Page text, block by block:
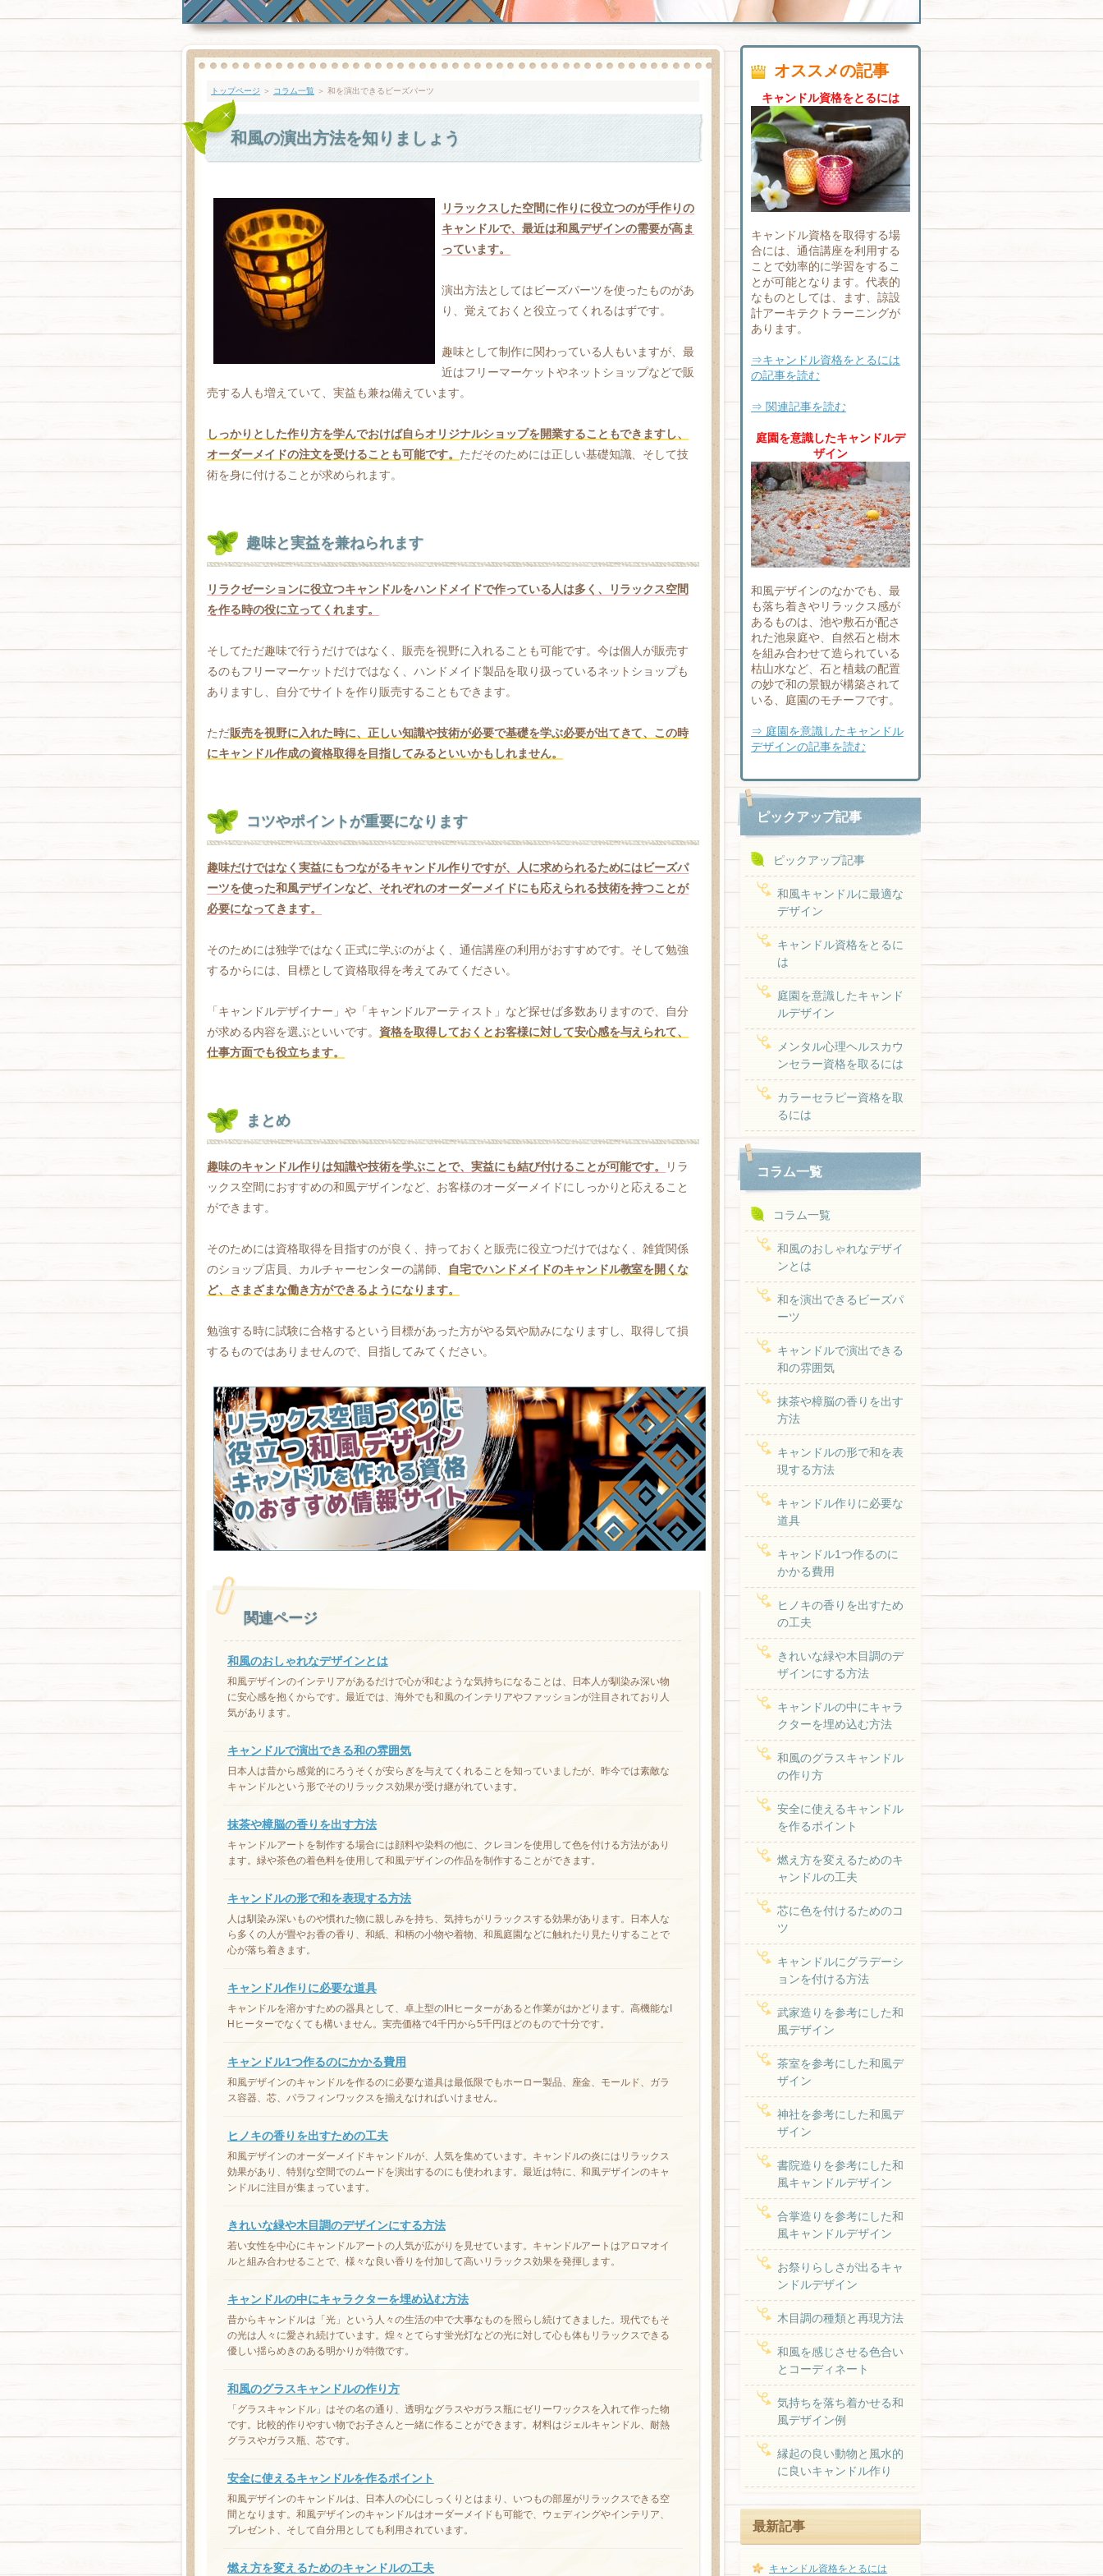
トップページ ＞ コラム一覧＞ 和を演出できるビーズパーツ
和風の演出方法を知りましょう
リラックスした空間に作りに役立つのが手作りの
キャンドルで、最近は和風デザインの需要が高ま
っています。
演出方法としてはビーズパーツを使ったものがあ
り、覚えておくと役立ってくれるはずです。
趣味として制作に関わっている人もいますが、最
近はフリーマーケットやネットショップなどで販
売する人も増えていて、実益も兼ね備えています。
しっかりとした作り方を学んでおけば自らオリジナルショップを開業することもできますし、
オーダーメイドの注文を受けることも可能です。 ただそのためには正しい基礎知識、そして技
術を身に付けることが求められます。
趣味と実益を兼ねられます
リラクゼーションに役立つキャンドルをハンドメイドで作っている人は多く、リラックス空間
を作る時の役に立ってくれます。
そしてただ趣味で行うだけではなく、販売を視野に入れることも可能です。今は個人が販売す
るのもフリーマーケットだけではなく、ハンドメイド製品を取り扱っているネットショップも
ありますし、自分でサイトを作り販売することもできます。
ただ販売を視野に入れた時に、正しい知識や技術が必要で基礎を学ぶ必要が出てきて、この時
にキャンドル作成の資格取得を目指してみるといいかもしれません。
コツやポイントが重要になります
趣味だけではなく実益にもつながるキャンドル作りですが、人に求められるためにはビーズパ
ーツを使った和風デザインなど、それぞれのオーダーメイドにも応えられる技術を持つことが
必要になってきます。
そのためには独学ではなく正式に学ぶのがよく、通信講座の利用がおすすめです。そして勉強
するからには、目標として資格取得を考えてみてください。
「キャンドルデザイナー」や「キャンドルアーティスト」など探せば多数ありますので、自分
が求める内容を選ぶといいです。 資格を取得しておくとお客様に対して安心感を与えられて、
仕事方面でも役立ちます。
まとめ
趣味のキャンドル作りは知識や技術を学ぶことで、実益にも結び付けることが可能です。
リラ
ックス空間におすすめの和風デザインなど、お客様のオーダーメイドにしっかりと応えること
ができます。
そのためには資格取得を目指すのが良く、持っておくと販売に役立つだけではなく、雑貨関係
のショップ店員、カルチャーセンターの講師、
自宅でハンドメイドのキャンドル教室を開くな
ど、さまざまな働き方ができるようになります。
勉強する時に試験に合格するという目標があった方がやる気や励みになりますし、取得して損
するものではありませんので、目指してみてください。
関連ページ
和風のおしゃれなデザインとは
和風デザインのインテリアがあるだけで心が和むような気持ちになることは、日本人が馴染み深い物
に安心感を抱くからです。最近では、海外でも和風のインテリアやファッションが注目されており人
気があります。
キャンドルで演出できる和の雰囲気
日本人は昔から感覚的にろうそくが安らぎを与えてくれることを知っていましたが、昨今では素敵な
キャンドルという形でそのリラックス効果が受け継がれています。
抹茶や樟脳の香りを出す方法
キャンドルアートを制作する場合には顔料や染料の他に、クレヨンを使用して色を付ける方法があり
ます。緑や茶色の着色料を使用して和風デザインの作品を制作することができます。
キャンドルの形で和を表現する方法
人は馴染み深いものや慣れた物に親しみを持ち、気持ちがリラックスする効果があります。日本人な
ら多くの人が畳やお香の香り、和紙、和柄の小物や着物、和風庭園などに触れたり見たりすることで
心が落ち着きます。
キャンドル作りに必要な道具
キャンドルを溶かすための器具として、卓上型のIHヒーターがあると作業がはかどります。高機能なI
Hヒーターでなくても構いません。実売価格で4千円から5千円ほどのもので十分です。
キャンドル1つ作るのにかかる費用
和風デザインのキャンドルを作るのに必要な道具は最低限でもホーロー製品、座金、モールド、ガラ
ス容器、芯、パラフィンワックスを揃えなければいけません。
ヒノキの香りを出すための工夫
和風デザインのオーダーメイドキャンドルが、人気を集めています。キャンドルの炎にはリラックス
効果があり、特別な空間でのムードを演出するのにも使われます。最近は特に、和風デザインのキャ
ンドルに注目が集まっています。
きれいな緑や木目調のデザインにする方法
若い女性を中心にキャンドルアートの人気が広がりを見せています。キャンドルアートはアロマオイ
ルと組み合わせることで、様々な良い香りを付加して高いリラックス効果を発揮します。
キャンドルの中にキャラクターを埋め込む方法
昔からキャンドルは「光」という人々の生活の中で大事なものを照らし続けてきました。現代でもそ
の光は人々に愛され続けています。煌々とてらす蛍光灯などの光に対して心も体もリラックスできる
優しい揺らめきのある明かりが特徴です。
和風のグラスキャンドルの作り方
「グラスキャンドル」はその名の通り、透明なグラスやガラス瓶にゼリーワックスを入れて作った物
です。比較的作りやすい物でお子さんと一緒に作ることができます。材料はジェルキャンドル、耐熱
グラスやガラス瓶、芯です。
安全に使えるキャンドルを作るポイント
和風デザインのキャンドルは、日本人の心にしっくりとはまり、いつもの部屋がリラックスできる空
間となります。和風デザインのキャンドルはオーダーメイドも可能で、ウェディングやインテリア、
プレゼント、そして自分用としても利用されています。
燃え方を変えるためのキャンドルの工夫
オススメの記事
キャンドル資格をとるには
キャンドル資格を取得する場
合には、通信講座を利用する
ことで効率的に学習をするこ
とが可能となります。代表的
なものとしては、ます、諒設
計アーキテクトラーニングが
あります。
⇒キャンドル資格をとるには
の記事を読む
⇒ 関連記事を読む
庭園を意識したキャンドルデ
ザイン
和風デザインのなかでも、最
も落ち着きやリラックス感が
あるものは、池や敷石が配さ
れた池泉庭や、自然石と樹木
を組み合わせて造られている
枯山水など、石と植栽の配置
の妙で和の景観が構築されて
いる、庭園のモチーフです。
⇒ 庭園を意識したキャンドル
デザインの記事を読む
ピックアップ記事
ピックアップ記事
和風キャンドルに最適な
デザイン
キャンドル資格をとるに
は
庭園を意識したキャンド
ルデザイン
メンタル心理ヘルスカウ
ンセラー資格を取るには
カラーセラピー資格を取
るには
コラム一覧
コラム一覧
和風のおしゃれなデザイ
ンとは
和を演出できるビーズパ
ーツ
キャンドルで演出できる
和の雰囲気
抹茶や樟脳の香りを出す
方法
キャンドルの形で和を表
現する方法
キャンドル作りに必要な
道具
キャンドル1つ作るのに
かかる費用
ヒノキの香りを出すため
の工夫
きれいな緑や木目調のデ
ザインにする方法
キャンドルの中にキャラ
クターを埋め込む方法
和風のグラスキャンドル
の作り方
安全に使えるキャンドル
を作るポイント
燃え方を変えるためのキ
ャンドルの工夫
芯に色を付けるためのコ
ツ
キャンドルにグラデーシ
ョンを付ける方法
武家造りを参考にした和
風デザイン
茶室を参考にした和風デ
ザイン
神社を参考にした和風デ
ザイン
書院造りを参考にした和
風キャンドルデザイン
合掌造りを参考にした和
風キャンドルデザイン
お祭りらしさが出るキャ
ンドルデザイン
木目調の種類と再現方法
和風を感じさせる色合い
とコーディネート
気持ちを落ち着かせる和
風デザイン例
縁起の良い動物と風水的
に良いキャンドル作り
最新記事
キャンドル資格をとるには